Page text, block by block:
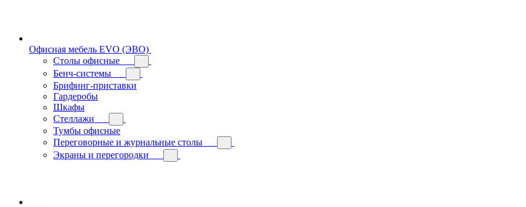
Офисная мебель EVO (ЭВО)
Cтолы офисные
Бенч-системы
Брифинг-приставки
Гардеробы
Шкафы
Стеллажи
Тумбы офисные
Переговорные и журнальные столы
Экраны и перегородки